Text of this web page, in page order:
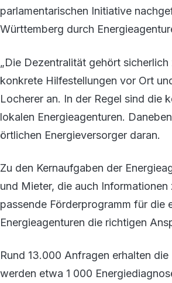
parlamentarischen Initiative
Württemberg durch
„Die Dezentralität gehört
konkrete Hilfestellungen vor Ort
Locherer an. In der Regel sind die
lokalen Energieagenturen.
örtlichen Energieversorger daran.
Zu den Kernaufgaben der
und Mieter, die auch
passende Förderprogramm für die
Energieagenturen die richtigen
Rund 13.000 Anfragen erhalten
werden etwa 1 000